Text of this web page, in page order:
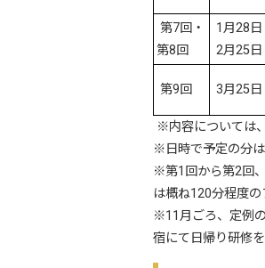
第7回・
第8回
1月28日
2月25日
第9回 3月25日
※内容については
※日時で予定の分は
※第1回から第2回
は概ね120分程度の
※11月ごろ、定例
宿にて日帰り研修